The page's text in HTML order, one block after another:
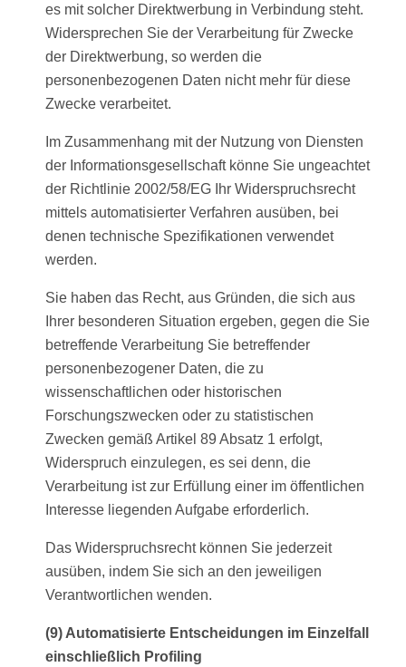
es mit solcher Direktwerbung in Verbindung steht.
Widersprechen Sie der Verarbeitung für Zwecke
der Direktwerbung, so werden die
personenbezogenen Daten nicht mehr für diese
Zwecke verarbeitet.
Im Zusammenhang mit der Nutzung von Diensten
der Informationsgesellschaft könne Sie ungeachtet
der Richtlinie 2002/58/EG Ihr Widerspruchsrecht
mittels automatisierter Verfahren ausüben, bei
denen technische Spezifikationen verwendet
werden.
Sie haben das Recht, aus Gründen, die sich aus
Ihrer besonderen Situation ergeben, gegen die Sie
betreffende Verarbeitung Sie betreffender
personenbezogener Daten, die zu
wissenschaftlichen oder historischen
Forschungszwecken oder zu statistischen
Zwecken gemäß Artikel 89 Absatz 1 erfolgt,
Widerspruch einzulegen, es sei denn, die
Verarbeitung ist zur Erfüllung einer im öffentlichen
Interesse liegenden Aufgabe erforderlich.
Das Widerspruchsrecht können Sie jederzeit
ausüben, indem Sie sich an den jeweiligen
Verantwortlichen wenden.
(9) Automatisierte Entscheidungen im Einzelfall
einschließlich Profiling